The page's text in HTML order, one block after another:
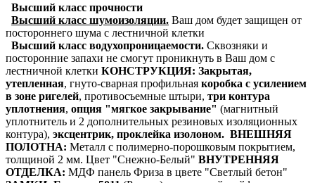
Высший класс прочности
Высший класс шумоизоляции. Ваш дом будет защищен от
постороннего шума с лестничной клетки
Высший класс водухопроницаемости. Сквозняки и
посторонние запахи не смогут проникнуть в Ваш дом с
лестничной клетки КОНСТРУКЦИЯ: Закрытая,
утепленная, гнуто-сварная профильная коробка с усилением
в зоне ригелей, противосъемные штыри, три контура
уплотнения, опция "мягкое закрывание" (магнитный
уплотнитель и 2 дополнительных резиновых изоляционных
контура), эксцентрик, проклейка изолоном. ВНЕШНЯЯ
ПОЛОТНА: Металл с полимерно-порошковым покрытием,
толщиной 2 мм. Цвет "Снежно-Белый" ВНУТРЕННЯЯ
ОТДЕЛКА: МДФ панель Фриза в цвете "Светлый бетон"